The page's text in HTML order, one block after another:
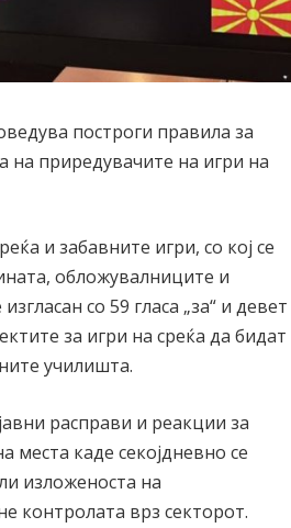
построги правила за
приредувачите на игри на
и забавните игри, со кој се
обложувалниците и
со 59 гласа „за“ и девет
за игри на среќа да бидат
училишта.
расправи и реакции за
места каде секојдневно се
изложеноста на
контролата врз секторот.